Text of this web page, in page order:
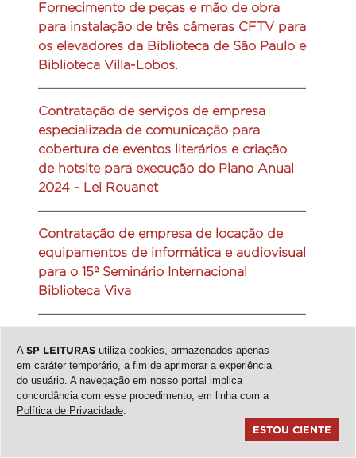
Fornecimento de peças e mão de obra
para instalação de três câmeras CFTV para
os elevadores da Biblioteca de São Paulo e
Biblioteca Villa-Lobos.
Contratação de serviços de empresa
especializada de comunicação para
cobertura de eventos literários e criação
de hotsite para execução do Plano Anual
2024 - Lei Rouanet
Contratação de empresa de locação de
equipamentos de informática e audiovisual
para o 15º Seminário Internacional
Biblioteca Viva
equipamentos de tradução simultânea,
para o 15º Seminário Internacional
Biblioteca Viva
Fornecimento de peças e mão de obra,
A SP LEITURAS utiliza cookies, armazenados apenas
em caráter temporário, a fim de aprimorar a experiência
do usuário. A navegação em nosso portal implica
concordância com esse procedimento, em linha com a
Política de Privacidade.
ESTOU CIENTE